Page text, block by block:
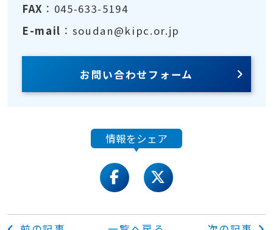
FAX ：045-633-5194
E-mail ：soudan@kipc.or.jp
お問い合わせフォーム
情報をシェア
facebooktwitter